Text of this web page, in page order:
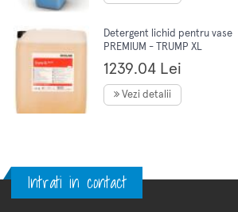
Detergent lichid pentru vase
PREMIUM - TRUMP XL
SPECIAL 23KG
1239.04 Lei
Vezi detalii
Intrati in contact